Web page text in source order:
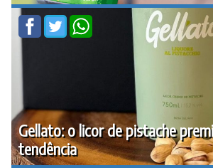
Gellato: o licor de pistache
tendência